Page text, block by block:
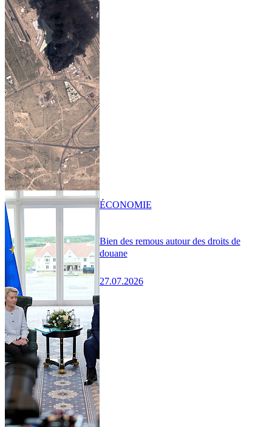
Bien des remous autour des droits de
douane
27.07.2026
ÉCONOMIE